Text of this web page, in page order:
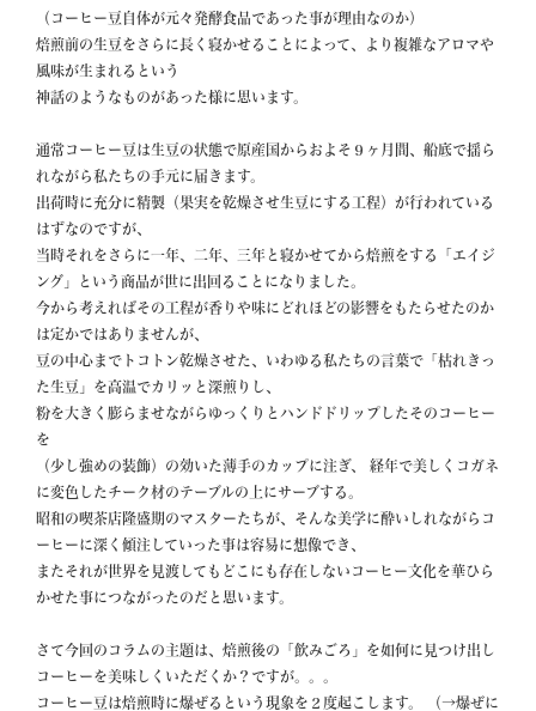
（コーヒー豆自体が元々発酵食品であった事が理由なのか）
焙煎前の生豆をさらに長く寝かせることによって、より複雑なアロマや
風味が生まれるという
神話のようなものがあった様に思います。
通常コーヒー豆は生豆の状態で原産国からおよそ９ヶ月間、船底で揺ら
れながら私たちの手元に届きます。
出荷時に充分に精製（果実を乾燥させ生豆にする工程）が行われている
はずなのですが、
当時それをさらに一年、二年、三年と寝かせてから焙煎をする「エイジ
ング」という商品が世に出回ることになりました。
今から考えればその工程が香りや味にどれほどの影響をもたらせたのか
は定かではありませんが、
豆の中心までトコトン乾燥させた、いわゆる私たちの言葉で「枯れきっ
た生豆」を高温でカリッと深煎りし、
粉を大きく膨らませながらゆっくりとハンドドリップしたそのコーヒー
を
（少し強めの装飾）の効いた薄手のカップに注ぎ、 経年で美しくコガネ
に変色したチーク材のテーブルの上にサーブする。
昭和の喫茶店隆盛期のマスターたちが、そんな美学に酔いしれながらコ
ーヒーに深く傾注していった事は容易に想像でき、
またそれが世界を見渡してもどこにも存在しないコーヒー文化を華ひら
かせた事につながったのだと思います。
さて今回のコラムの主題は、焙煎後の「飲みごろ」を如何に見つけ出し
コーヒーを美味しくいただくか？ですが。。。
コーヒー豆は焙煎時に爆ぜるという現象を２度起こします。 （→爆ぜに